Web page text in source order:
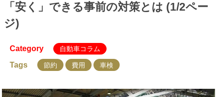
「安く」できる事前の対策とは (1/2ペー
ジ)
Category 自動車コラム
Tags 節約 費用 車検